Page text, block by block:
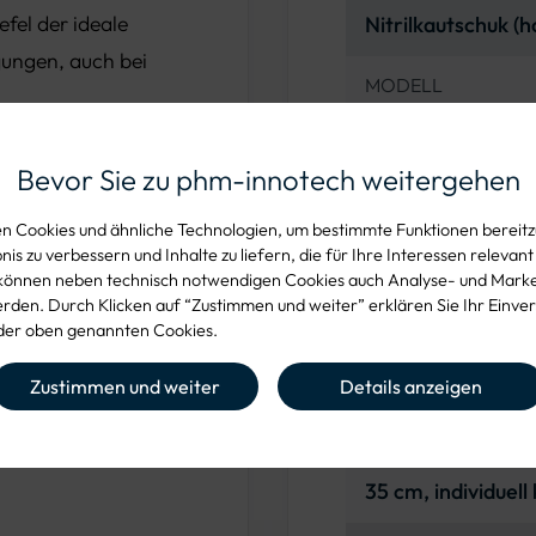
Bevor Sie zu phm-innotech weitergehen
Cookies und ähnliche Technologien, um bestimmte Funktionen
zu verbessern und Inhalte zu liefern, die für Ihre Interessen relevant
neben technisch notwendigen Cookies auch Analyse- und
Durch Klicken auf “Zustimmen und weiter” erklären Sie Ihr
oben genannten Cookies.
Zustimmen und weiter Details anzeigen
der ideale
auch bei
-30°C
Gehkomfort, der
geschäumte
bietet eine
bis zu
für Arbeiten
Nitrilkautschuk
MODELL
NORM
FARBE
Schaft: grün,
INNENFUTTER
Hochwertiges
35 cm, individuell